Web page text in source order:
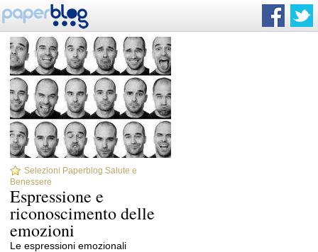
Selezioni Paperblog Salute e
Benessere
Espressione e
riconoscimento delle
emozioni
Le espressioni emozionali